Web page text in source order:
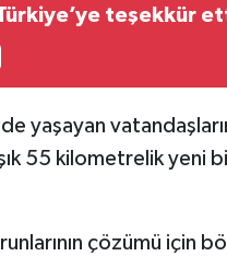
teşekkür
yaşayan
55 kilometrelik yeni
çözümü için